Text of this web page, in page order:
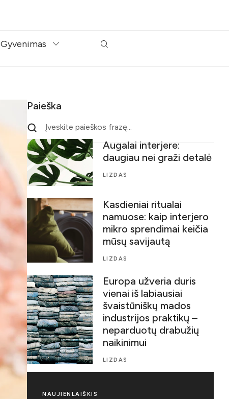
Gyvenimas
Paieška
Augalai interjere:
daugiau nei graži detalė
LIZDAS
Kasdieniai ritualai
namuose: kaip interjero
mikro sprendimai keičia
mūsų savijautą
LIZDAS
Europa užveria duris
vienai iš labiausiai
švaistūniškų mados
industrijos praktikų –
neparduotų drabužių
naikinimui
LIZDAS
NAUJIENLAIŠKIS